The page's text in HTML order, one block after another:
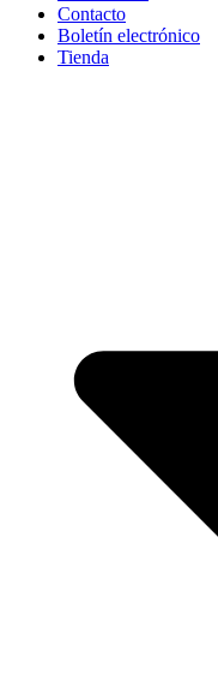
Contacto
Boletín electrónico
Tienda